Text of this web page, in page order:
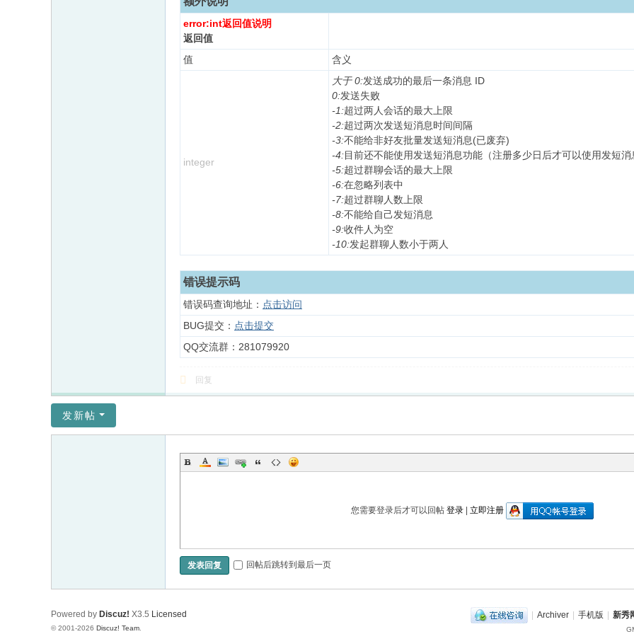
error:int返回值说明
返回值
值
含义
integer
大于 0:发送成功的最后一条消息 ID
0:发送失败
-1:超过两人会话的最大上限
-2:超过两次发送短消息时间间隔
-3:不能给非好友批量发送短消息(已废弃)
-4:目前还不能使用发送短消息功能（注册多少日后才可以使用发短消
-5:超过群聊会话的最大上限
-6:在忽略列表中
-7:超过群聊人数上限
-8:不能给自己发短消息
-9:收件人为空
-10:发起群聊人数小于两人
错误提示码
错误码查询地址： 点击访问
BUG提交： 点击提交
QQ交流群：281079920
回复
发新帖
您需要登录后才可以回帖 登录 立即注册
发表回复 回帖后跳转到最后一页
| Archiver | 手机版 | 新秀
Powered by Discuz! X3.5 Licensed
© 2001-2026 Discuz! Team